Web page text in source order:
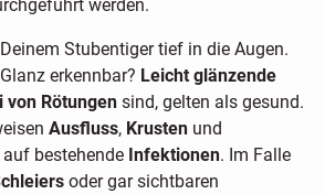
werden.
Stubentiger tief in die Augen.
erkennbar? Leicht glänzende
von Rötungensind, gelten als gesund.
Ausfluss, Krusten und
auf bestehende Infektionen. Im Falle
oder gar sichtbaren